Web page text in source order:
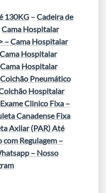
130KG –Cadeira de
Cama Hospitalar
–Cama Hospitalar
Cama Hospitalar
Cama Hospitalar
Colchão Pneumático
Hospitalar
Clinico Fixa –
Canadense Fixa
Axilar (PAR) Até
com Regulagem –
– Nosso